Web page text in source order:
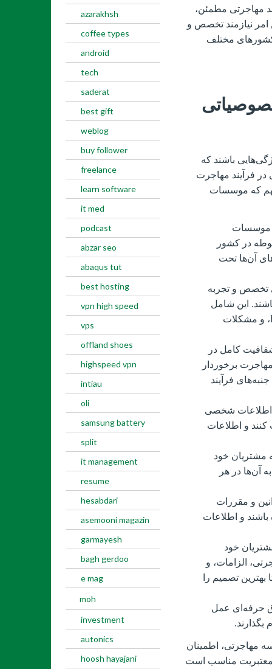
azarakhsh
coffee types
android
tech
saderat
best gift
weblog
buy follower
freelance
learn software
it med
podcast
abzar seo
abaqus tut
best hosting
vpn high speed
vps
offland shoes
highspeed vpn
intiau
oli
samsung battery
split
it management
resume
hesabdari
asemooni magazin
garmayesh
bagh gerdoo
e mag
moh
investment
autonics
hoosh hayajani
مهاجرتی مطمئن،
امر نیازمند تخصص و
کشورهای مختلف
باشند که
در فرآیند مهاجرت
که موسسات
موسسات
در کشور
آن‌ها تحت
تخصص و تجربه
این شامل
و مشکلات
کامل در
برخوردار
جنبه‌های فرآیند
شخصی
و اطلاعات
مشتریان خود
آن‌ها در هر
و مقررات
و اطلاعات
خود
الزامات، و
بهترین تصمیم را
حرفه‌ای عمل
بگذارند.
مهاجرتی، اطمینان
مناسب است